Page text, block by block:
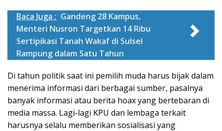
Baca Juga : Gandeng 28 Kampus,
Menteri Nusron Targetkan 14 Ribu
Sertipikasi Tanah Wakaf di Sulsel
Rampung dalam Satu Tahun
Di tahun politik saat ini pemilih muda harus bijak dalam
menerima informasi dari berbagai sumber, pasalnya
banyak informasi atau berita hoax yang bertebaran di
media massa. Lagi-lagi KPU dan lembaga terkait
harusnya selalu memberikan sosialisasi yang